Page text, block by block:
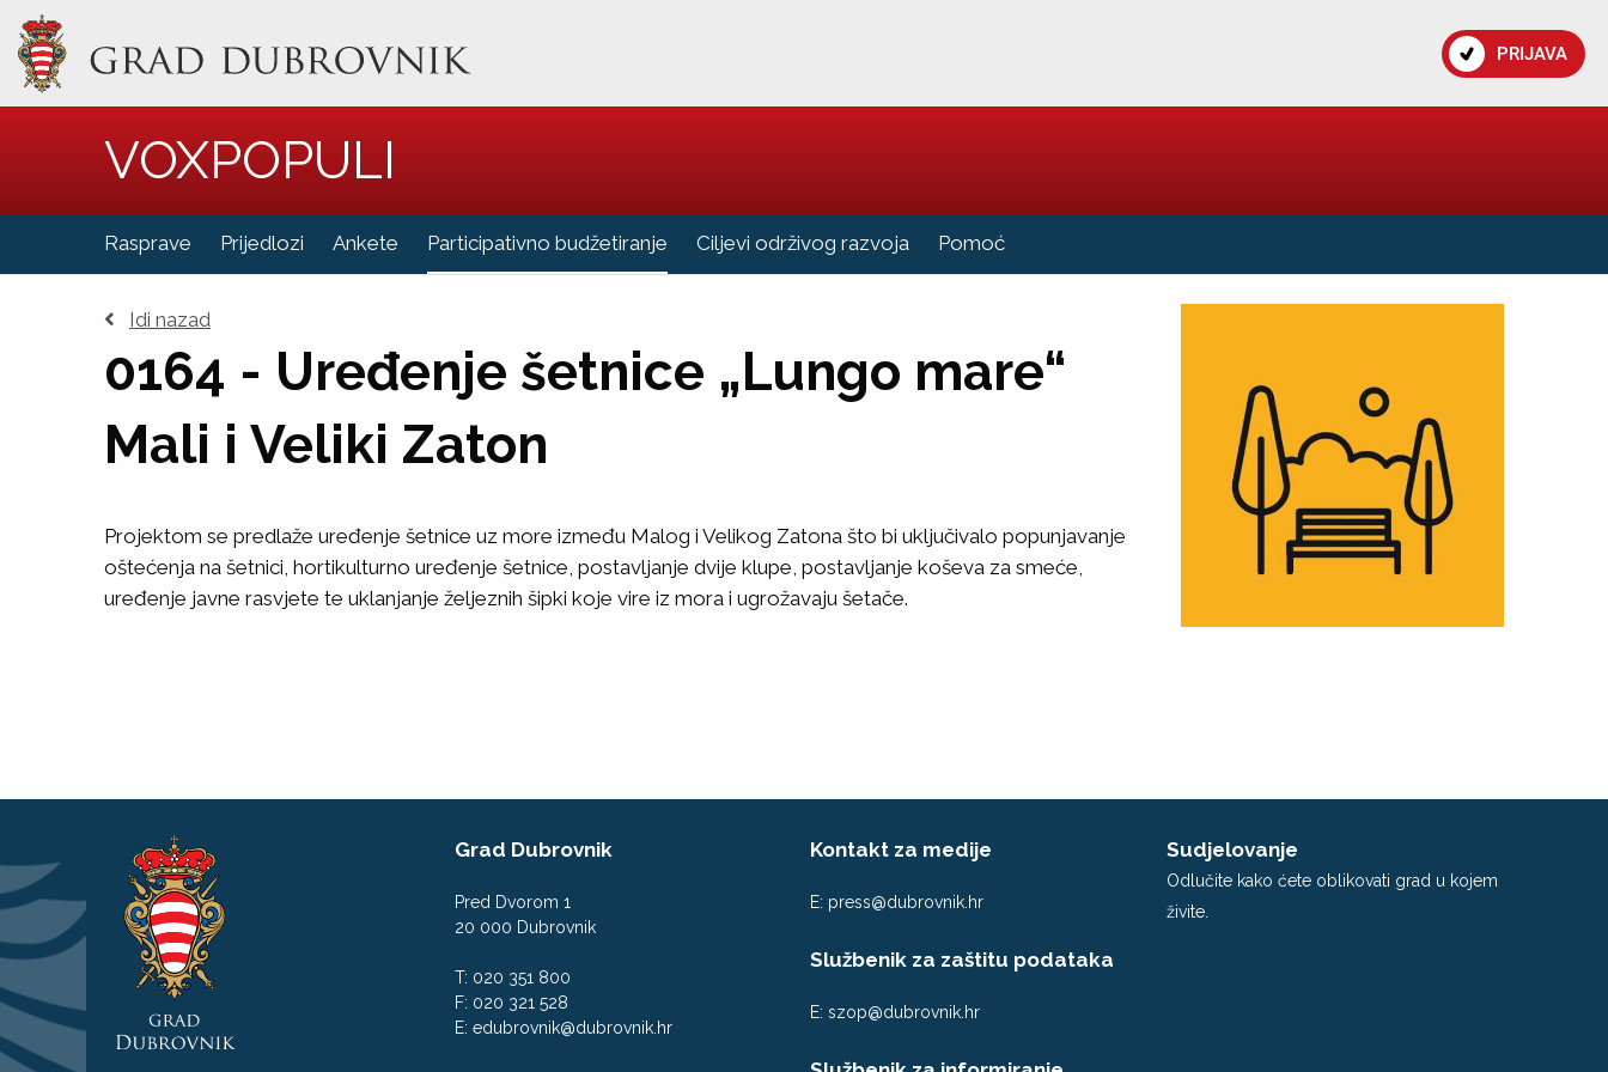
PRIJAVA
VOXPOPULI
Rasprave Prijedlozi Ankete
Vi ste u
Participativno budžetiranje Ciljevi održivog razvoja Pomoć
Idi nazad
0164 - Uređenje šetnice „Lungo mare“
Mali i Veliki Zaton
Projektom se predlaže uređenje šetnice uz more između Malog i Velikog Zatona što bi uključivalo popunjavanje
oštećenja na šetnici, hortikulturno uređenje šetnice, postavljanje dvije klupe, postavljanje koševa za smeće,
uređenje javne rasvjete te uklanjanje željeznih šipki koje vire iz mora i ugrožavaju šetače.
Grad Dubrovnik
Pred Dvorom 1
20 000 Dubrovnik
T: 020 351 800
F: 020 321 528
E: edubrovnik@dubrovnik.hr
Kontakt za medije
E: press@dubrovnik.hr
Službenik za zaštitu podataka
E: szop@dubrovnik.hr
Sudjelovanje
Odlučite kako ćete oblikovati grad u kojem
živite.